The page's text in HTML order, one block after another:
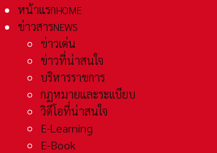
หน้าแรกHOME
ข่าวสารNEWS
ข่าวเด่น
ข่าวที่น่าสนใจ
บริหารราชการ
กฏหมายและระเเบียบ
วิดีโอที่น่าสนใจ
E-Learning
E-Book